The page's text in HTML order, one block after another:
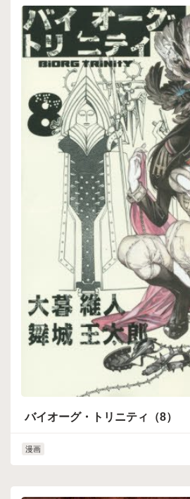
バイオーグ・トリニティ（8）
漫画